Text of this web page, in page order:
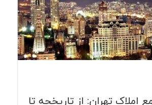
املاک تهران: از تاریخچه تا